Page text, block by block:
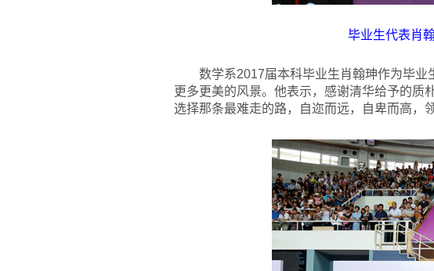
毕业生代表肖
数学系2017届本科毕业生肖翰珅作为毕
更多更美的风景。他表示，感谢清华给予的质
选择那条最难走的路，自迩而远，自卑而高，